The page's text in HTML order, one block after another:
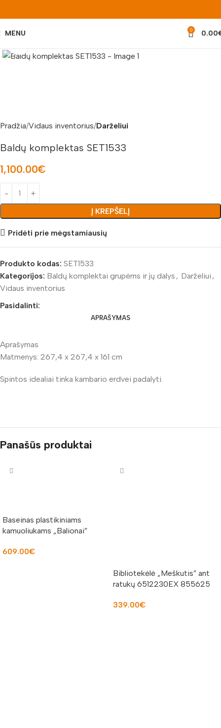
MENU 0 0.00
Pradžia Vidaus inventorius Darželiui
Baldų komplektas SET1533
1,100.00€
Į KREPŠELĮ
Pridėti prie mėgstamiausių
Produkto kodas: SET1533
Kategorijos: Baldų komplektai grupėms ir jų dalys , Darželiui ,
Vidaus inventorius
Pasidalinti:
APRAŠYMAS
Aprašymas
Matmenys: 267,4 x 267,4 x 161 cm
Spintos idealiai tinka kambario erdvei padalyti.
Panašūs produktai
Baseinas plastikiniams
kamuoliukams „Balionai”
609.00€
Bibliotekėlė „Meškutis” ant
ratukų 6512230EX 855625
339.00€